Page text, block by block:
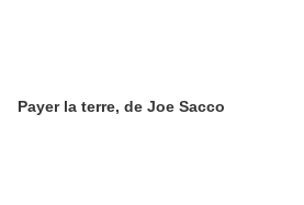
Payer la terre, de Joe Sacco